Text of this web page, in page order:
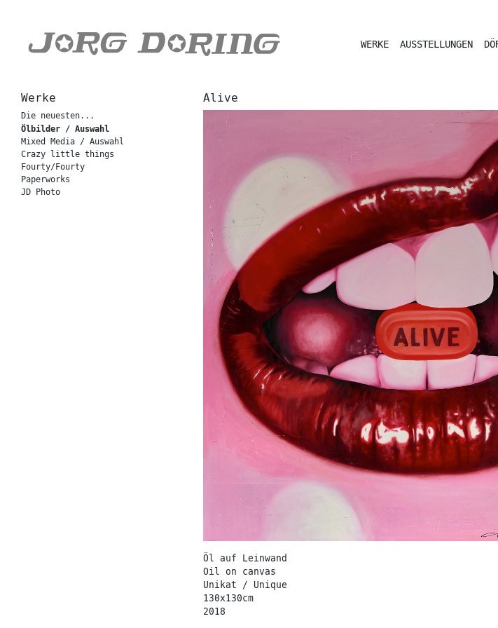
WERKE AUSSTELLUNGEN
Werke
Die neuesten...
Ölbilder / Auswahl
Mixed Media / Auswahl
Crazy little things
Fourty/Fourty
Paperworks
JD Photo
Alive
Öl auf Leinwand
Oil on canvas
Unikat / Unique
130x130cm
2018